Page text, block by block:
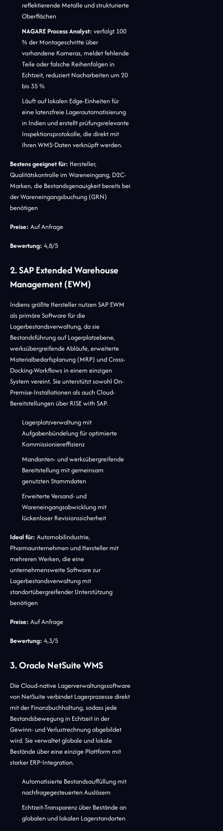
reflektierende Metalle und strukturierte
Oberflächen
NAGARE Process Analyst: verfolgt 100
% der Montageschritte über
vorhandene Kameras, meldet fehlende
Teile oder falsche Reihenfolgen in
Echtzeit, reduziert Nacharbeiten um 20
bis 35 %
Läuft auf lokalen Edge-Einheiten für
eine latenzfreie Lagerautomatisierung
in Indien und erstellt prüfungsrelevante
Inspektionsprotokolle, die direkt mit
Ihren WMS-Daten verknüpft werden.
Bestens geeignet für: Hersteller,
Qualitätskontrolle im Wareneingang, D2C-
Marken, die Bestandsgenauigkeit bereits bei
der Wareneingangsbuchung (GRN)
benötigen
Preise: Auf Anfrage
Bewertung: 4,8/5
2. SAP Extended Warehouse
Management (EWM)
Indiens größte Hersteller nutzen SAP EWM
als primäre Software für die
Lagerbestandsverwaltung, da sie
Bestandsführung auf Lagerplatzebene,
werksübergreifende Abläufe, erweiterte
Materialbedarfsplanung (MRP) und Cross-
Docking-Workflows in einem einzigen
System vereint. Sie unterstützt sowohl On-
Premise-Installationen als auch Cloud-
Bereitstellungen über RISE with SAP.
Lagerplatzverwaltung mit
Aufgabenbündelung für optimierte
Kommissioniereffizienz
Mandanten- und werksübergreifende
Bereitstellung mit gemeinsam
genutzten Stammdaten
Erweiterte Versand- und
Wareneingangsabwicklung mit
lückenloser Revisionssicherheit
Ideal für: Automobilindustrie,
Pharmaunternehmen und Hersteller mit
mehreren Werken, die eine
unternehmensweite Software zur
Lagerbestandsverwaltung mit
standortübergreifender Unterstützung
benötigen
Preise: Auf Anfrage
Bewertung: 4,3/5
3. Oracle NetSuite WMS
Die Cloud-native Lagerverwaltungssoftware
von NetSuite verbindet Lagerprozesse direkt
mit der Finanzbuchhaltung, sodass jede
Bestandsbewegung in Echtzeit in der
Gewinn- und Verlustrechnung abgebildet
wird. Sie verwaltet globale und lokale
Bestände über eine einzige Plattform mit
starker ERP-Integration.
Automatisierte Bestandsauffüllung mit
nachfragegesteuerten Auslösern
Echtzeit-Transparenz über Bestände an
globalen und lokalen Lagerstandorten